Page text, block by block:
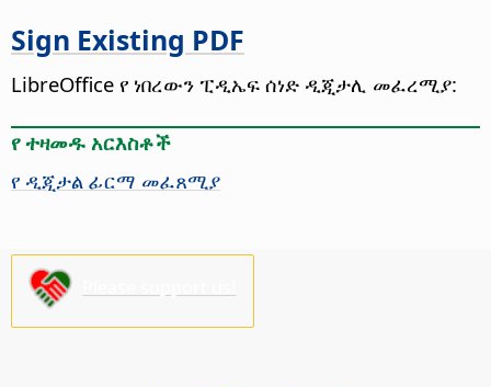
Sign Existing PDF
LibreOffice የ ነበረውን ፒዲኤፍ ሰነድ ዲጂታሊ መፈረሚያ:
የ ተዛመዱ አርእስቶች
የ ዲጂታል ፊርማ መፈጸሚያ